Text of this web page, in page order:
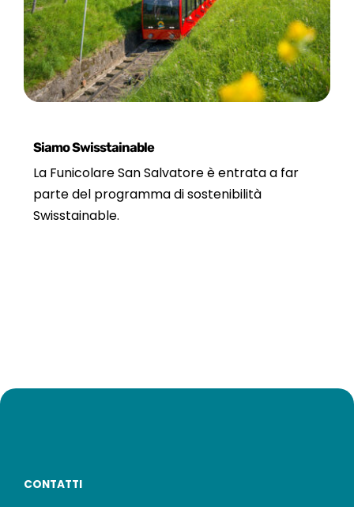
Siamo Swisstainable
La Funicolare San Salvatore è entrata a far
parte del programma di sostenibilità
Swisstainable.
CONTATTI